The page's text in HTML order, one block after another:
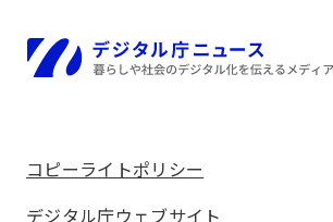
ホーム
コピーライトポリシー
デジタル庁ウェブサイト